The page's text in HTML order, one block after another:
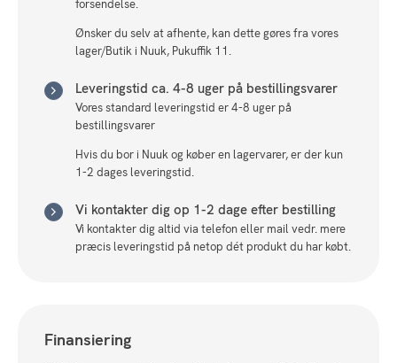
forsendelse.
Ønsker du selv at afhente, kan dette gøres fra vores
lager/Butik i Nuuk, Pukuffik 11.
Leveringstid ca. 4-8 uger på bestillingsvarer
Vores standard leveringstid er 4-8 uger på
bestillingsvarer
Hvis du bor i Nuuk og køber en lagervarer, er der kun
1-2 dages leveringstid.
Vi kontakter dig op 1-2 dage efter bestilling
Vi kontakter dig altid via telefon eller mail vedr. mere
præcis leveringstid på netop dét produkt du har købt.
Finansiering